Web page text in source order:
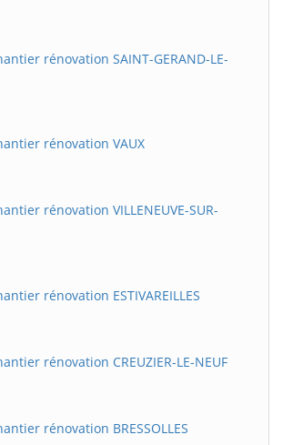
rénovation SAINT-GERAND-LE-
rénovation VAUX
rénovation VILLENEUVE-SUR-
rénovation ESTIVAREILLES
rénovation CREUZIER-LE-NEUF
rénovation BRESSOLLES